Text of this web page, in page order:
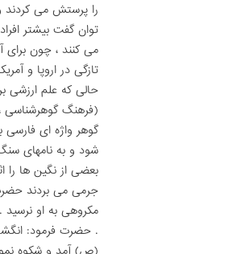
را پرستش مى کردند
توان گفت بیشتر
مى کنند ، چون
تازگى در اروپا و
حالى که علم ارزشى
(فرهنگ گوهرشناسى
گوهر واژه اى فارسى
شود و به نامهاى
بعضى از نگین ها را
جرمى مى بردند حضرت
مکروهى به او نرسید
. حضرت فرمود: